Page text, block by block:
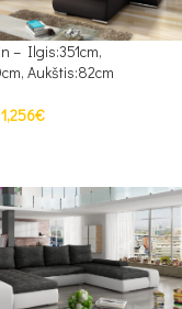
– Ilgis:351cm,
Aukštis:82cm
1,256€